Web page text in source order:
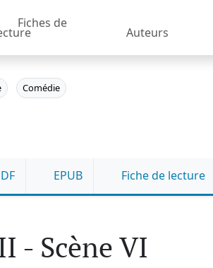
Fiches de
Auteurs
Comédie
EPUB Fiche de lecture
- Scène VI